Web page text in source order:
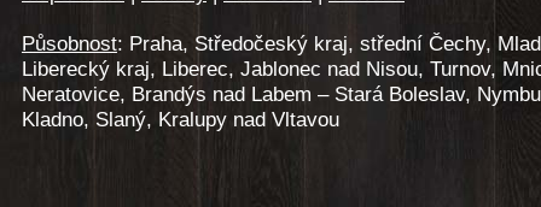
Působnost: Praha, Středočeský kraj, střední Čechy,
Liberecký kraj, Liberec, Jablonec nad Nisou, Turnov,
Neratovice, Brandýs nad Labem – Stará Boleslav,
Kladno, Slaný, Kralupy nad Vltavou